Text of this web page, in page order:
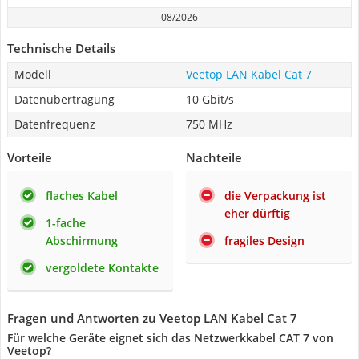
08/2026
Technische Details
Modell
Veetop LAN Kabel Cat 7
Datenübertragung
10 Gbit/s
Datenfrequenz
750 MHz
Vorteile
flaches Kabel
1-fache
Abschirmung
vergoldete Kontakte
Nachteile
die Verpackung ist
eher dürftig
fragiles Design
Fragen und Antworten zu Veetop LAN Kabel Cat 7
Für welche Geräte eignet sich das Netzwerkkabel CAT 7 von
Veetop?